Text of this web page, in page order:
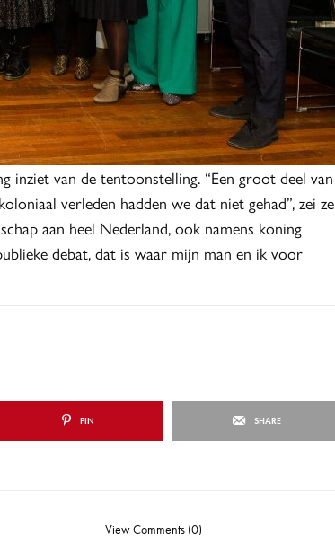
inziet van de tentoonstelling. “Een groot deel van
verleden hadden we dat niet gehad”, zei ze
aan heel Nederland, ook namens koning
debat, dat is waar mijn man en ik voor
PIN SHARE
View Comments (0)